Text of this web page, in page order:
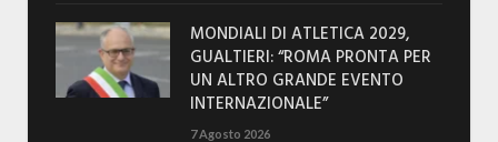
MONDIALI DI ATLETICA 2029,
GUALTIERI: “ROMA PRONTA PER
UN ALTRO GRANDE EVENTO
INTERNAZIONALE”
7 Agosto 2026